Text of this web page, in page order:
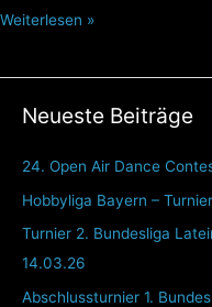
Neueste Beiträge
24. Open Air Dance
Hobbyliga Bayern –
Turnier 2. Bundesliga
14.03.26
Abschlussturnier 1.
Weiterlesen »